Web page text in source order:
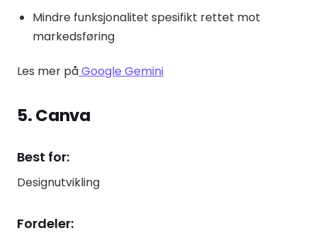
Mindre funksjonalitet spesifikt rettet mot
markedsføring
Les mer påGoogle Gemini
5. Canva
Best for:
Designutvikling
Fordeler: